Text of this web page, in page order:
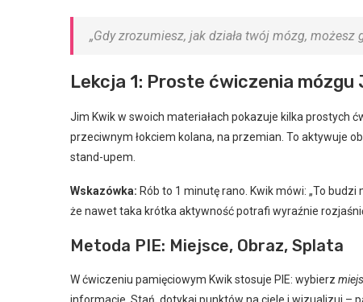
„Gdy zrozumiesz, jak działa twój mózg,
Lekcja 1: Proste ćwiczenia
Jim Kwik w swoich materiałach pokazuje kilka prostych
przeciwnym łokciem kolana, na przemian. To aktywuje
stand-upem.
Wskazówka: Rób to 1 minutę rano. Kwik mówi: „To
że nawet taka krótka aktywność potrafi wyraźnie
Metoda PIE: Miejsce, Obraz, Splata
W ćwiczeniu pamięciowym Kwik stosuje PIE: wybierz